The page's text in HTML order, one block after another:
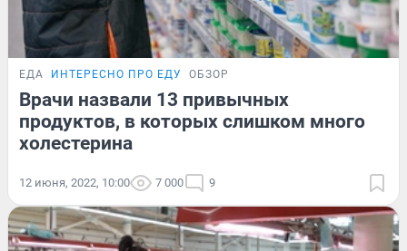
ЕДА ИНТЕРЕСНО ПРО ЕДУ ОБЗОР
Врачи назвали 13 привычных
продуктов, в которых слишком много
холестерина
12 июня, 2022, 10:00 7 000 9